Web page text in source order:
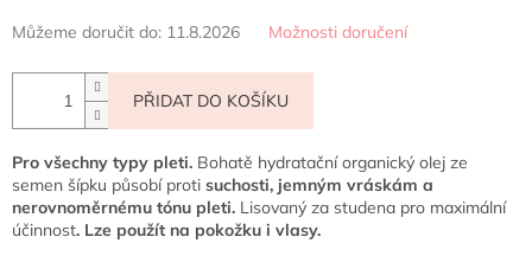
Můžeme doručit do: 11.8.2026 Možnosti doručení
PŘIDAT DO KOŠÍKU
Pro všechny typy pleti. Bohatě hydratační organický olej ze
semen šípku působí proti suchosti, jemným vráskám a
nerovnoměrnému tónu pleti. Lisovaný za studena pro maximální
účinnost. Lze použít na pokožku i vlasy.